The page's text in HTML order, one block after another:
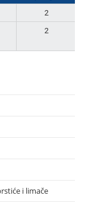
2
2
i limače